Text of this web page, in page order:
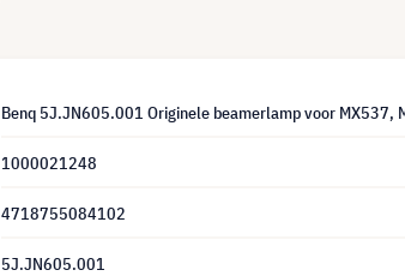
Benq 5J.JN605.001 Originele beamerlamp voor MX537,
1000021248
4718755084102
5J.JN605.001